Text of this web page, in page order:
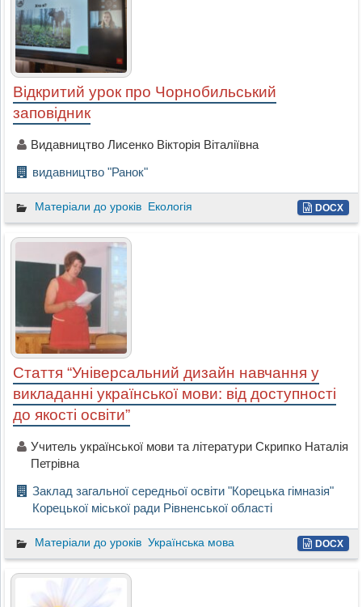
Відкритий урок про Чорнобильський
заповідник
Видавництво Лисенко Вікторія Віталіївна
видавництво "Ранок"
Матеріали до уроків Екологія DOCX
Стаття “Універсальний дизайн навчання у
викладанні української мови: від доступності
до якості освіти”
Учитель української мови та літератури Cкрипко Наталія
Петрівна
Заклад загальної середньої освіти "Корецька гімназія"
Корецької міської ради Рівненської області
Матеріали до уроків Українська мова DOCX